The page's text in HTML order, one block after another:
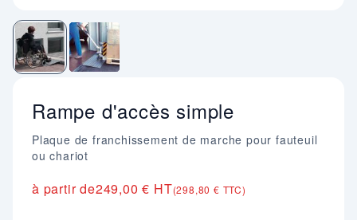
Rampe d'accès simple
Plaque de franchissement de marche pour fauteuil
ou chariot
à partir de249,00 € HT(298,80 € TTC)